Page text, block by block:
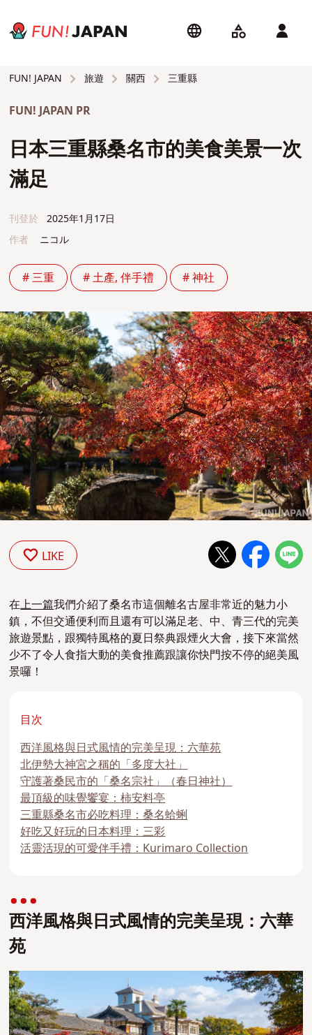
FUN! JAPAN 旅遊 關西 三重縣
FUN! JAPAN PR
日本三重縣桑名市的美食美景一次
滿足
刊登於
2025年1月17日
作者
ニコル
# 三重 # 土產, 伴手禮 # 神社
LIKE
在上一篇我們介紹了桑名市這個離名古屋非常近的魅力小
鎮，不但交通便利而且還有可以滿足老、中、青三代的完美
旅遊景點，跟獨特風格的夏日祭典跟煙火大會，接下來當然
少不了令人食指大動的美食推薦跟讓你快門按不停的絕美風
景囉！
目次
西洋風格與日式風情的完美呈現：六華苑
北伊勢大神宮之稱的「多度大社」
守護著桑民市的「桑名宗社」（春日神社）
最頂級的味覺饗宴：柿安料亭
三重縣桑名市必吃料理：桑名蛤蜊
好吃又好玩的日本料理：三彩
活靈活現的可愛伴手禮：Kurimaro Collection
西洋風格與日式風情的完美呈現：六華
苑